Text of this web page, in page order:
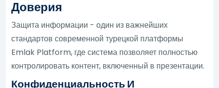
Доверия
Защита информации - один из важнейших
стандартов современной турецкой платформы
Emlak Platform, где система позволяет полностью
контролировать контент, включенный в презентации.
Конфиденциальность И